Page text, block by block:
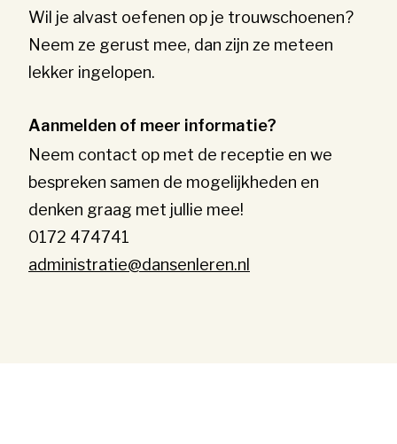
Wil je alvast oefenen op je trouwschoenen?
Neem ze gerust mee, dan zijn ze meteen
lekker ingelopen.
Aanmelden of meer informatie?
Neem contact op met de receptie en we
bespreken samen de mogelijkheden en
denken graag met jullie mee!
0172 474741
administratie@dansenleren.nl